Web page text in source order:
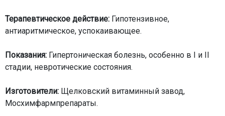
Терапевтическое действие: Гипотензивное,
антиаритмическое, успокаивающее.
Показания: Гипертоническая болезнь, особенно в I и II
стадии, невротические состояния.
Изготовители: Щелковский витаминный завод,
Мосхимфармпрепараты.